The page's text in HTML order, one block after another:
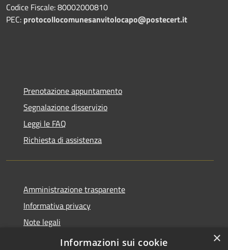
Codice Fiscale: 80002000810
PEC: protocollocomunesanvitolocapo@postecert.it
Prenotazione appuntamento
Segnalazione disservizio
Leggi le FAQ
Richiesta di assistenza
Amministrazione trasparente
Informativa privacy
Note legali
Dichiarazione di accessibilità
×
Informazioni sui cookie